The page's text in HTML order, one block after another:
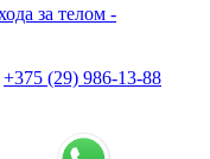
+375 (29) 986-13-88